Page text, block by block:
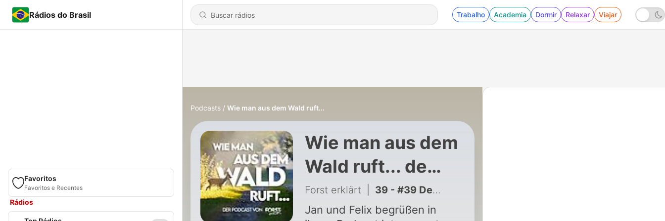
Rádios do Brasil Trabalho Academia Dormir Relaxar Viajar
Favoritos
Favoritos e Recentes
Rádios
Podcasts Wie man aus dem Wald ruft...
Wie man aus dem
Wald ruft... de
Forst erklärt
Forst erklärt 39 - #39 Dem Naturschutz auf der Spur
Jan und Felix begrüßen in